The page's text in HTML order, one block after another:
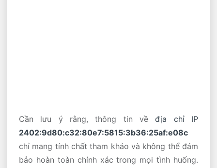
Cần lưu ý rằng, thông tin vềđịa chỉ IP
2402:9d80:c32:80e7:5815:3b36:25af:e08c
chỉ mang tính chất tham khảo và không thể đảm
bảo hoàn toàn chính xác trong mọi tình huống.